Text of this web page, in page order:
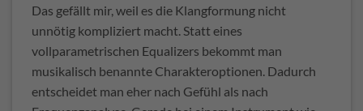
Das gefällt mir, weil es die Klangformung nicht
unnötig kompliziert macht. Statt eines
vollparametrischen Equalizers bekommt man
musikalisch benannte Charakteroptionen. Dadurch
entscheidet man eher nach Gefühl als nach